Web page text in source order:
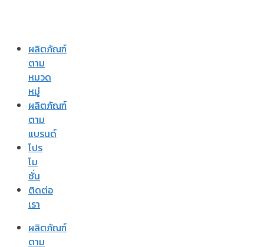
ผลิตภัณฑ์
ตาม
หมวด
หมู่
ผลิตภัณฑ์
ตาม
แบรนด์
โปร
โม
ชั่น
ติดต่อ
เรา
ผลิตภัณฑ์
ตาม